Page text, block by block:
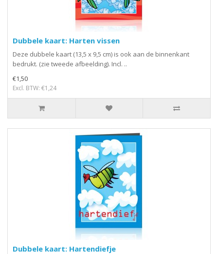
Dubbele kaart: Harten vissen
Deze dubbele kaart (13,5 x 9,5 cm) is ook aan de binnenkant
bedrukt. (zie tweede afbeelding). Incl. ..
€1,50
Excl. BTW: €1,24
Dubbele kaart: Hartendiefje